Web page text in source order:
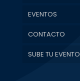
EVENTOS
CONTACTO
SUBE TU EVENTO